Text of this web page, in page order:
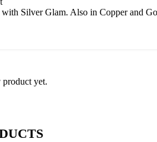
Silver Glam. Also in Copper and
yet.